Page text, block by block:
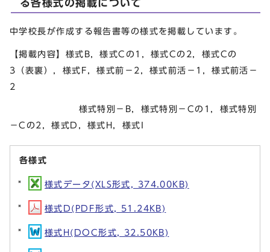
る各様式の掲載について
中学校長が作成する報告書等の様式を掲載しています。
【掲載内容】様式B，様式Cの1，様式Cの2，様式Cの
3（表裏），様式F，様式前－2，様式前活－1，様式前活－
2
様式特別－B，様式特別－Cの1，様式特別
－Cの2，様式D，様式H，様式I
各様式
様式データ(XLS形式, 374.00KB)
様式D(PDF形式, 51.24KB)
様式H(DOC形式, 32.50KB)